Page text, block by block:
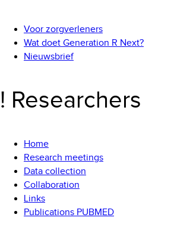
Voor zorgverleners
Wat doet Generation R Next?
Nieuwsbrief
! Researchers
Home
Research meetings
Data collection
Collaboration
Links
Publications PUBMED